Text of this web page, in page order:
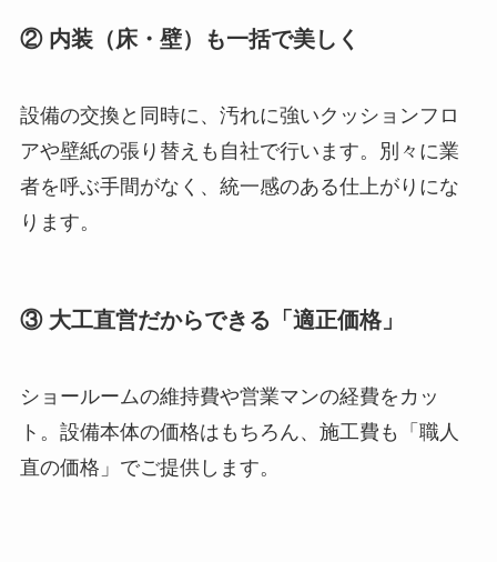
② 内装（床・壁）も一括で美しく
設備の交換と同時に、汚れに強いクッションフロ
アや壁紙の張り替えも自社で行います。別々に業
者を呼ぶ手間がなく、統一感のある仕上がりにな
ります。
③ 大工直営だからできる「適正価格」
ショールームの維持費や営業マンの経費をカッ
ト。設備本体の価格はもちろん、施工費も「職人
直の価格」でご提供します。